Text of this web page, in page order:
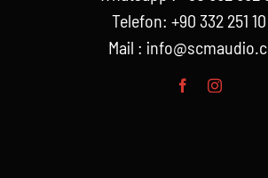
Telefon: +90 332 251
Mail :